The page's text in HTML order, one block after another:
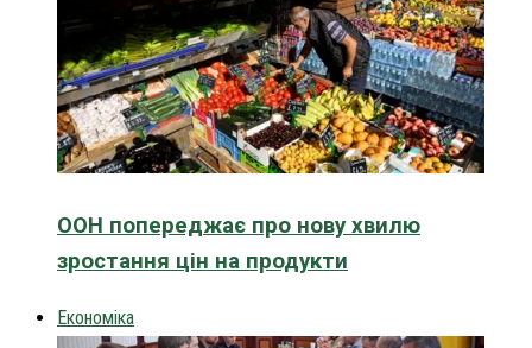
ООН попереджає про нову хвилю
зростання цін на продукти
Економіка